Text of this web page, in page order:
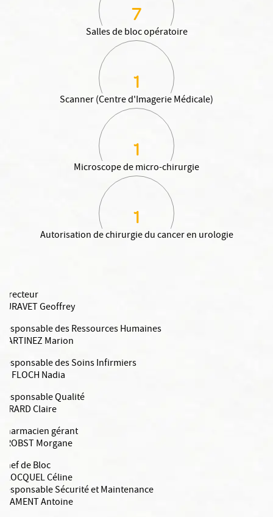
7
Salles de bloc opératoire
1
Scanner (Centre d'Imagerie Médicale)
1
Microscope de micro-chirurgie
1
Autorisation de chirurgie du cancer en urologie
Directeur
PURAVET Geoffrey
Responsable des Ressources Humaines
MARTINEZ Marion
Responsable des Soins Infirmiers
LE FLOCH Nadia
Responsable Qualité
GIRARD Claire
Pharmacien gérant
BROBST Morgane
Chef de Bloc
BLOCQUEL Céline
Responsable Sécurité et Maintenance
FLAMENT Antoine